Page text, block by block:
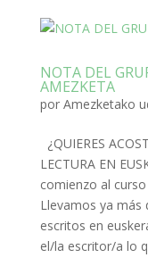
NOTA DEL
AMEZKETA
por Amezketako
¿QUIERES
LECTURA EN
comienzo al
Llevamos ya más
escritos en
el/la escritor/a lo